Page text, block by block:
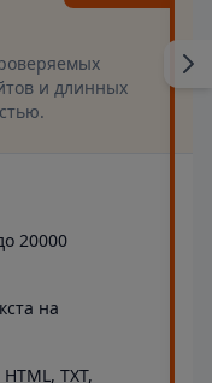
и длинных
20000
на
TXT,